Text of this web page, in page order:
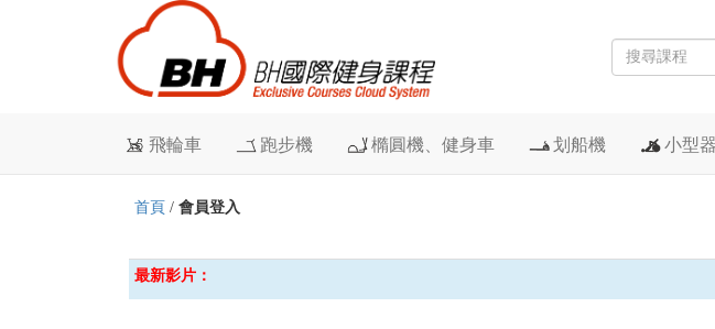
飛輪車 跑步機 橢圓機、健身車 划船機 小型
首頁 / 會員登入
最新影片：